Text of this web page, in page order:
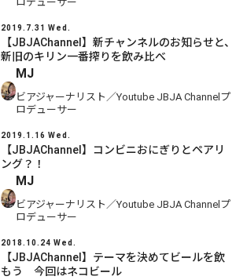
2019.7.31 Wed.
【JBJAChannel】新チャンネルのお知らせと、
新旧のキリン一番搾りを飲み比べ
MJ
ビアジャーナリスト／Youtube JBJA Channelプ
ロデューサー
2019.1.16 Wed.
【JBJAChannel】コンビニおにぎりとペアリ
ング？！
MJ
ビアジャーナリスト／Youtube JBJA Channelプ
ロデューサー
2018.10.24 Wed.
【JBJAChannel】テーマを決めてビールを飲
もう 今回はネコビール